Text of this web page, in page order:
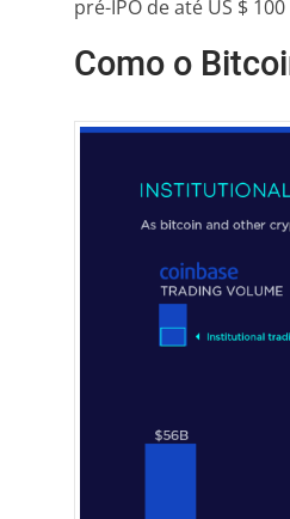
pré-IPO de até US $
Como o